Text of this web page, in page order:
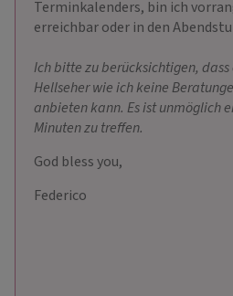
Terminkalenders, bin ich
erreichbar oder in den
Ich bitte zu berücksichtigen,
Hellseher wie ich keine
anbieten kann. Es ist unmöglich
Minuten zu treffen.
God bless you,
Federico